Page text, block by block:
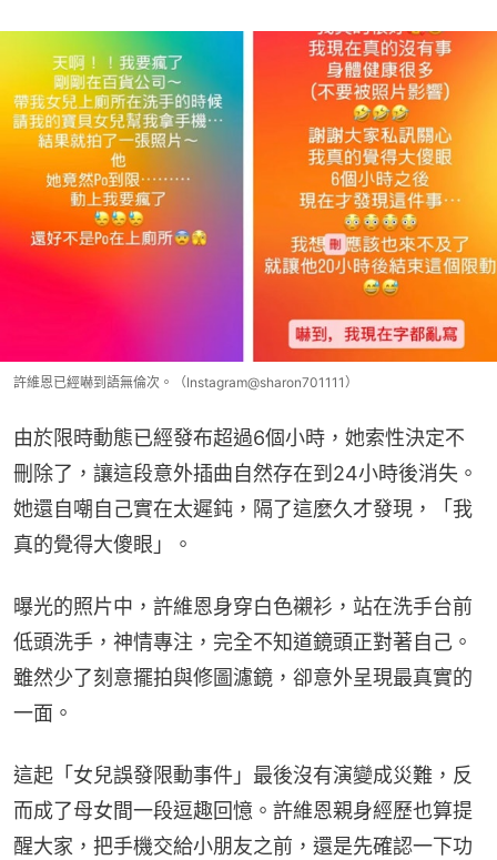
許維恩已經嚇到語無倫次。（Instagram@sharon701111）
由於限時動態已經發布超過6個小時，她索性決定不
刪除了，讓這段意外插曲自然存在到24小時後消失。
她還自嘲自己實在太遲鈍，隔了這麼久才發現，「我
真的覺得大傻眼」。
曝光的照片中，許維恩身穿白色襯衫，站在洗手台前
低頭洗手，神情專注，完全不知道鏡頭正對著自己。
雖然少了刻意擺拍與修圖濾鏡，卻意外呈現最真實的
一面。
這起「女兒誤發限動事件」最後沒有演變成災難，反
而成了母女間一段逗趣回憶。許維恩親身經歷也算提
醒大家，把手機交給小朋友之前，還是先確認一下功